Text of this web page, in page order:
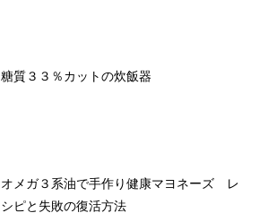
糖質３３％カットの炊飯器
オメガ３系油で手作り健康マヨネーズ レ
シピと失敗の復活方法